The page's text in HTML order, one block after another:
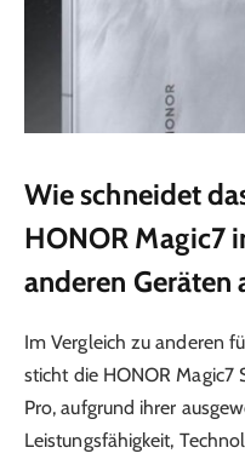
Wie schneidet
HONOR Magic7
anderen Geräten
Im Vergleich zu anderen
sticht die HONOR Magic7
Pro, aufgrund ihrer
Leistungsfähigkeit,